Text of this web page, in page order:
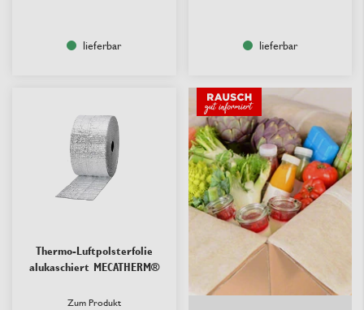
lieferbar lieferbar
Thermo-Luftpolsterfolie
alukaschiert MECATHERM®
Zum Produkt